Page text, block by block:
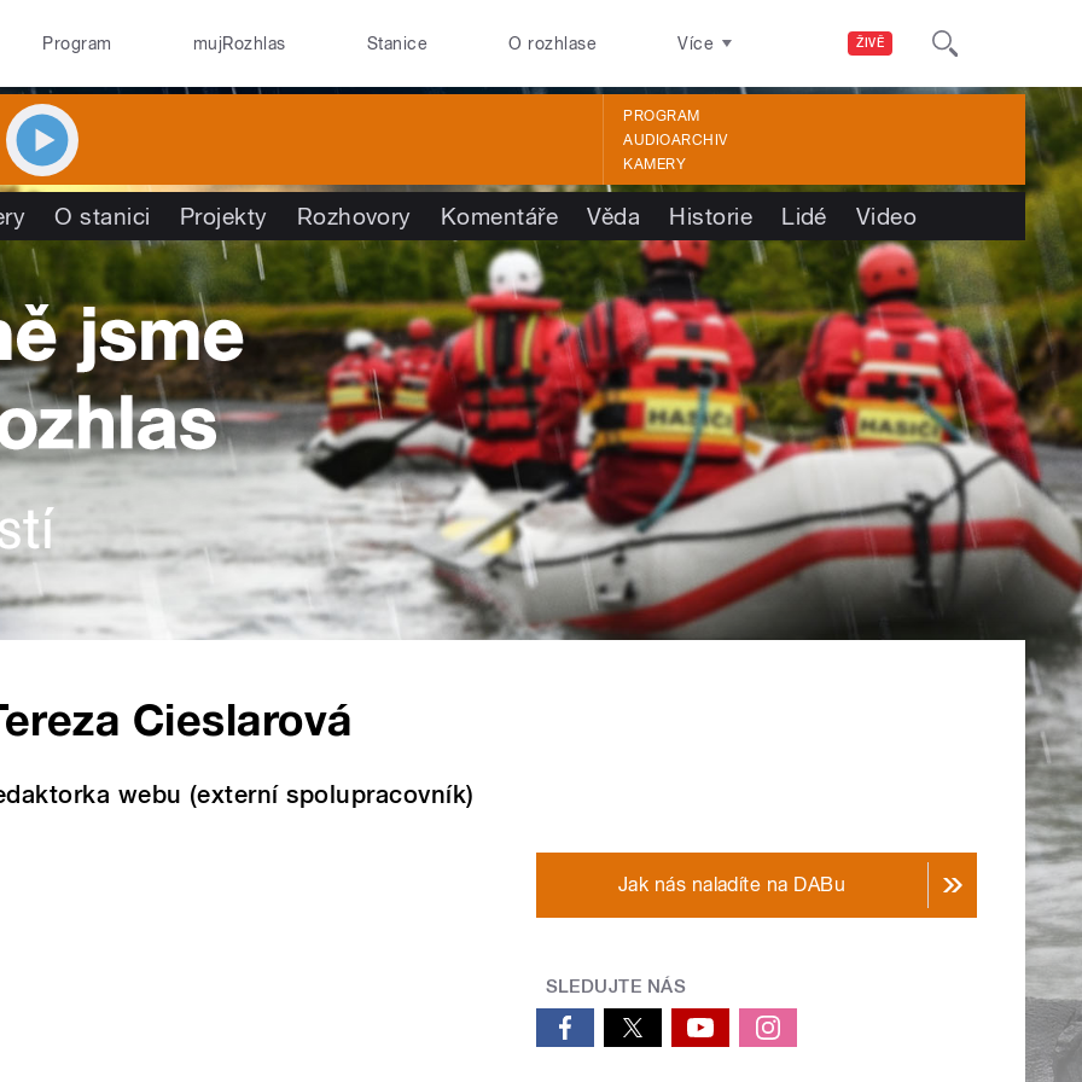
ŽIVĚ
Program mujRozhlas Stanice O rozhlase Více
PROGRAM
AUDIOARCHIV
KAMERY
O stanici Projekty Rozhovory Komentáře Věda Historie Lidé Video
Cieslarová
webu (externí spolupracovník)
Jak nás naladíte na DABu
SLEDUJTE NÁS